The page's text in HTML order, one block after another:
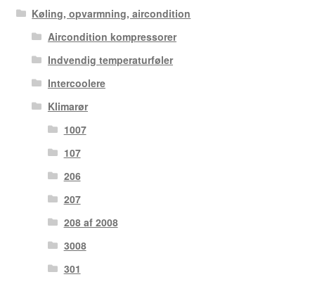
Køling, opvarmning, aircondition
Aircondition kompressorer
Indvendig temperaturføler
Intercoolere
Klimarør
1007
107
206
207
208 af 2008
3008
301